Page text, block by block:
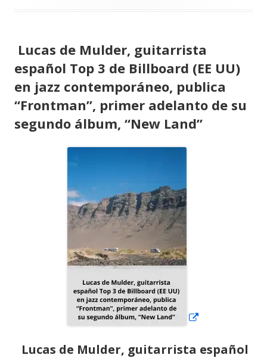
Lucas de Mulder, guitarrista
español Top 3 de Billboard (EE UU)
en jazz contemporáneo, publica
“Frontman”, primer adelanto de su
segundo álbum, “New Land”
Lucas de Mulder, guitarrista español